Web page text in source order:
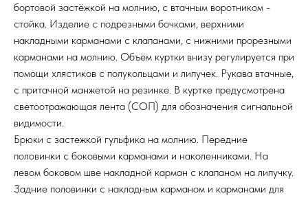
бортовой застёжкой на молнию, с втачным воротником -
стойка. Изделие с подрезными бочками, верхними
накладными карманами с клапанами, с нижними прорезными
карманами на молнию. Объём куртки внизу регулируется при
помощи хлястиков с полукольцами и липучек. Рукава втачные,
с притачной манжетой на резинке. В куртке предусмотрена
светоотражающая лента (СОП) для обозначения сигнальной
видимости.
Брюки с застежкой гульфика на молнию. Передние
половинки с боковыми карманами и наколенниками. На
левом боковом шве накладной карман с клапаном на липучку.
Задние половинки с накладным карманом и карманами для